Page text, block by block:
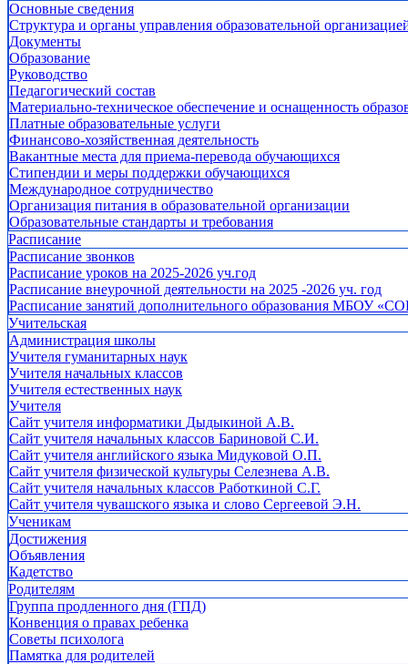
Основные сведения
Структура и органы управления образовательной
Документы
Образование
Руководство
Педагогический состав
Материально-техническое обеспечение и оснащенность
Платные образовательные услуги
Финансово-хозяйственная деятельность
Вакантные места для приема-перевода обучающихся
Стипендии и меры поддержки обучающихся
Международное сотрудничество
Организация питания в образовательной организации
Образовательные стандарты и требования
Расписание
Расписание звонков
Расписание уроков на 2025-2026 уч.год
Расписание внеурочной деятельности на 2025 -2026 уч. год
Расписание занятий дополнительного образования МБОУ
Учительская
Администрация школы
Учителя гуманитарных наук
Учителя начальных классов
Учителя естественных наук
Учителя
Cайт учителя информатики Дыдыкиной А.В.
Сайт учителя начальных классов Бариновой С.И.
Сайт учителя английского языка Мидуковой О.П.
Сайт учителя физической культуры Селезнева А.В.
Сайт учителя начальных классов Работкиной С.Г.
Сайт учителя чувашского языка и слово Сергеевой Э.Н.
Ученикам
Достижения
Объявления
Кадетство
Родителям
Группа продленного дня (ГПД)
Конвенция о правах ребенка
Советы психолога
Памятка для родителей